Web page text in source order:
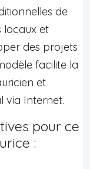
de
locaux et
des projets
facilite la
et
via Internet.
pour ce
: